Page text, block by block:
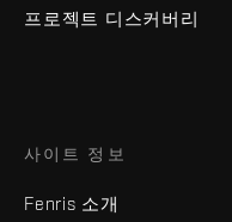
프로젝트 디스커버리
사이트 정보
Fenris 소개